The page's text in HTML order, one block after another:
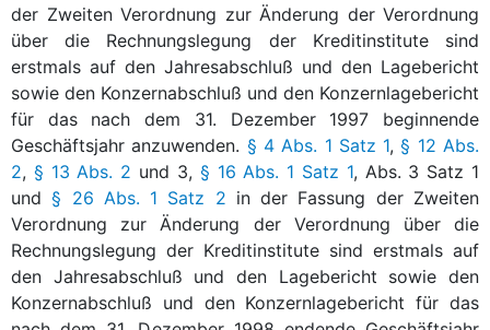
der Zweiten Verordnung zur Änderung der Verordnung
über die Rechnungslegung der Kreditinstitute sind
erstmals auf den Jahresabschluß und den Lagebericht
sowie den Konzernabschluß und den Konzernlagebericht
für das nach dem 31. Dezember 1997 beginnende
Geschäftsjahr anzuwenden. § 4 Abs. 1 Satz 1,§ 12 Abs.
2, § 13 Abs. 2 und 3, § 16 Abs. 1 Satz 1, Abs. 3 Satz 1
und§ 26 Abs. 1 Satz 2 in der Fassung der Zweiten
Verordnung zur Änderung der Verordnung über die
Rechnungslegung der Kreditinstitute sind erstmals auf
den Jahresabschluß und den Lagebericht sowie den
Konzernabschluß und den Konzernlagebericht für das